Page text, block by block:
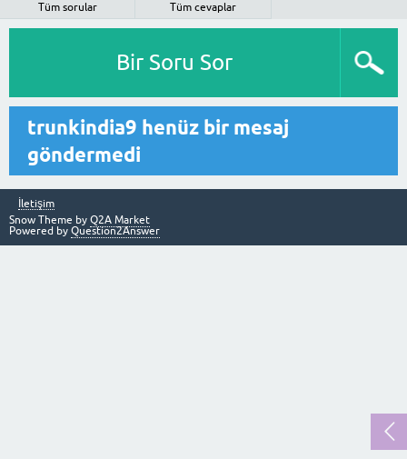
Tüm sorular
Tüm cevaplar
Bir Soru Sor
trunkindia9 henüz bir mesaj
göndermedi
İletişim
Snow Theme by Q2A Market
Powered by Question2Answer